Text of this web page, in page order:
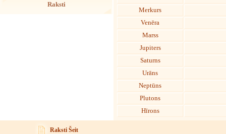
Raksti
Merkurs
Venēra
Marss
Jupiters
Saturns
Urāns
Neptūns
Plutons
Hīrons
Raksti Šeit